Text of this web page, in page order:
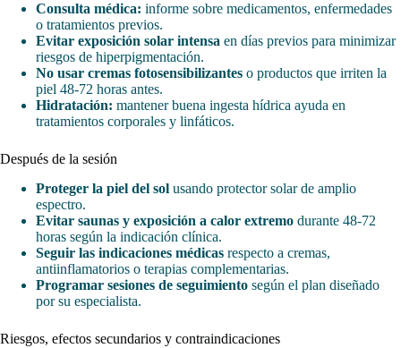
Consulta médica: informe sobre medicamentos, enfermedades
o tratamientos previos.
Evitar exposición solar intensa en días previos para minimizar
riesgos de hiperpigmentación.
No usar cremas fotosensibilizantes o productos que irriten la
piel 48-72 horas antes.
Hidratación: mantener buena ingesta hídrica ayuda en
tratamientos corporales y linfáticos.
Después de la sesión
Proteger la piel del sol usando protector solar de amplio
espectro.
Evitar saunas y exposición a calor extremo durante 48-72
horas según la indicación clínica.
Seguir las indicaciones médicas respecto a cremas,
antiinflamatorios o terapias complementarias.
Programar sesiones de seguimiento según el plan diseñado
por su especialista.
Riesgos, efectos secundarios y contraindicaciones